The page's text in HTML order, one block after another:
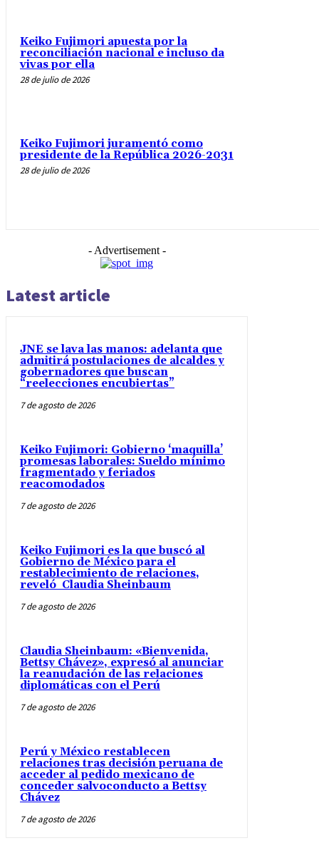
Keiko Fujimori apuesta por la
reconciliación nacional e incluso da
vivas por ella
28 de julio de 2026
Keiko Fujimori juramentó como
presidente de la República 2026-2031
28 de julio de 2026
- Advertisement -
Latest article
JNE se lava las manos: adelanta que
admitirá postulaciones de alcaldes y
gobernadores que buscan
“reelecciones encubiertas”
7 de agosto de 2026
Keiko Fujimori: Gobierno ‘maquilla’
promesas laborales: Sueldo mínimo
fragmentado y feriados
reacomodados
7 de agosto de 2026
Keiko Fujimori es la que buscó al
Gobierno de México para el
restablecimiento de relaciones,
reveló Claudia Sheinbaum
7 de agosto de 2026
Claudia Sheinbaum: «Bienvenida,
Bettsy Chávez», expresó al anunciar
la reanudación de las relaciones
diplomáticas con el Perú
7 de agosto de 2026
Perú y México restablecen
relaciones tras decisión peruana de
acceder al pedido mexicano de
conceder salvoconducto a Bettsy
Chávez
7 de agosto de 2026